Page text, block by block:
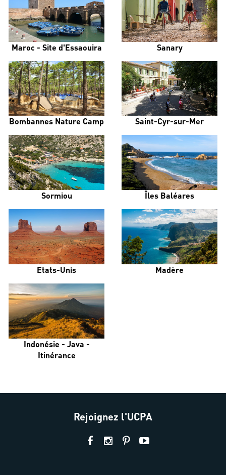
Maroc - Site d'Essaouira Sanary
Bombannes Nature Camp Saint-Cyr-sur-Mer
Sormiou Îles Baléares
Etats-Unis Madère
Indonésie - Java -
Itinérance
Rejoignez l'UCPA